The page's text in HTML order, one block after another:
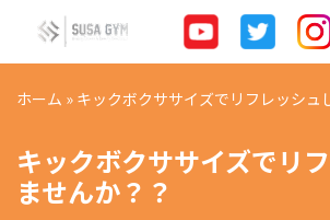
コ
ン
ツ
へ
ホーム » キックボクササイズでリフレッシュ
キックボクササイズでリ
ませんか？？